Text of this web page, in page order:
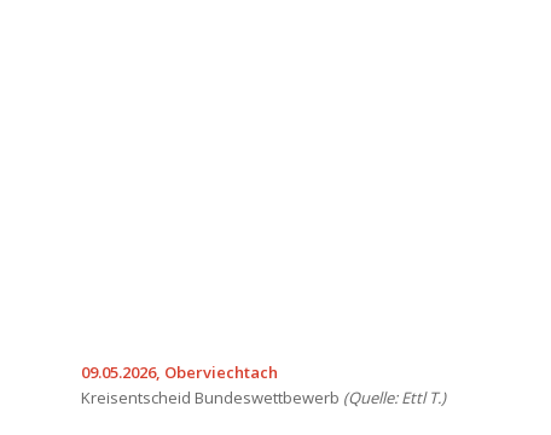
09.05.2026, Oberviechtach
Kreisentscheid Bundeswettbewerb (Quelle: Ettl T.)